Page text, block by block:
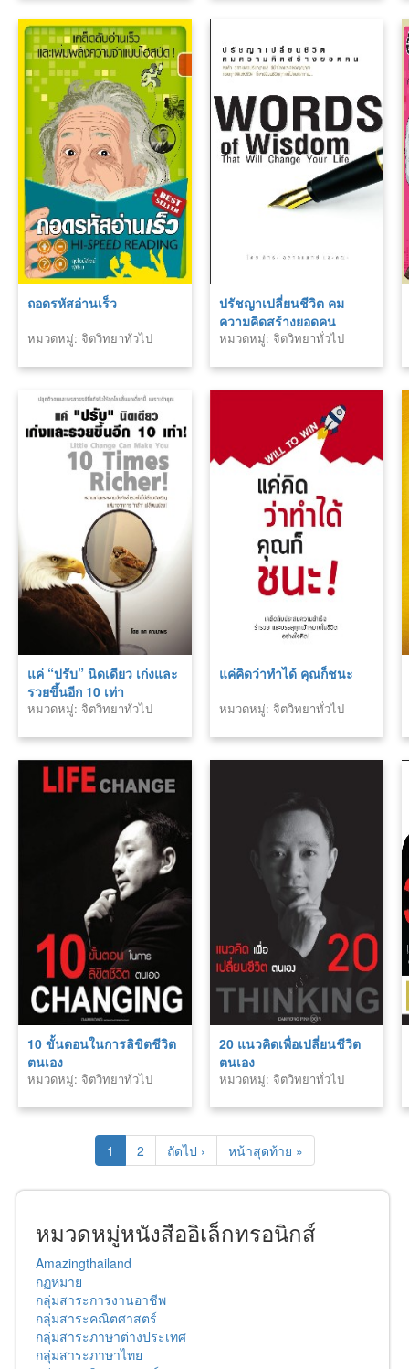
ถอดรหัสอ่านเร็ว
หมวดหมู่: จิตวิทยาทั่วไป
ปรัชญาเปลี่ยนชีวิต คม
ความคิดสร้างยอดคน
หมวดหมู่: จิตวิทยาทั่วไป
แค่ “ปรับ” นิดเดียว เก่งและ
รวยขึ้นอีก 10 เท่า
หมวดหมู่: จิตวิทยาทั่วไป
แค่คิดว่าทำได้ คุณก็ชนะ
หมวดหมู่: จิตวิทยาทั่วไป
10 ขั้นตอนในการลิขิตชีวิต
ตนเอง
หมวดหมู่: จิตวิทยาทั่วไป
20 แนวคิดเพื่อเปลี่ยนชีวิต
ตนเอง
หมวดหมู่: จิตวิทยาทั่วไป
1 2 ถัดไป › หน้าสุดท้าย »
หมวดหมู่หนังสืออิเล็กทรอนิกส์
Amazingthailand
กฏหมาย
กลุ่มสาระการงานอาชีพ
กลุ่มสาระคณิตศาสตร์
กลุ่มสาระภาษาต่างประเทศ
กลุ่มสาระภาษาไทย